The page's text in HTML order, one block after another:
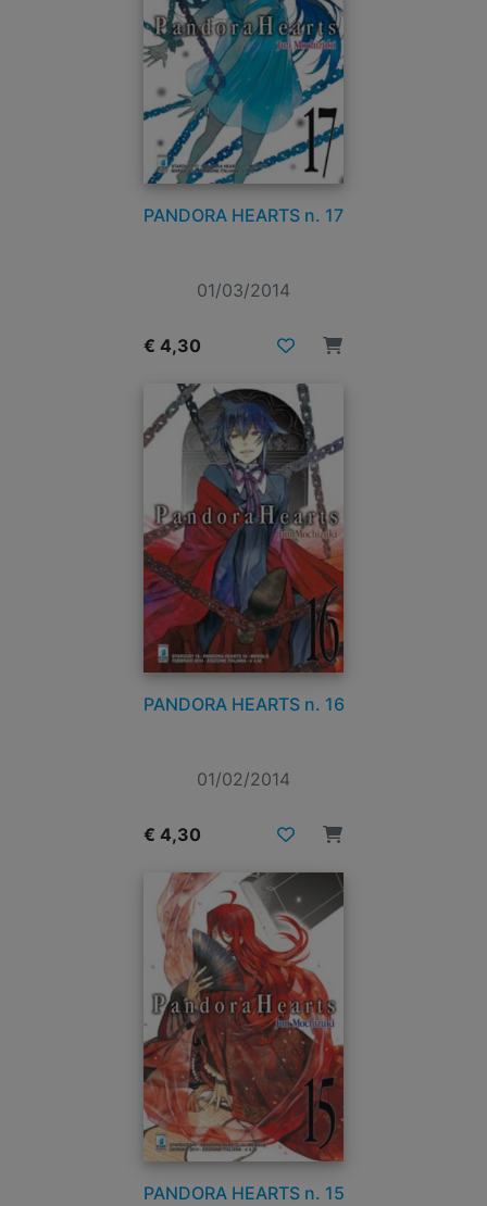
PANDORA HEARTS n. 17
01/03/2014
€ 4,30
PANDORA HEARTS n. 16
01/02/2014
€ 4,30
PANDORA HEARTS n. 15